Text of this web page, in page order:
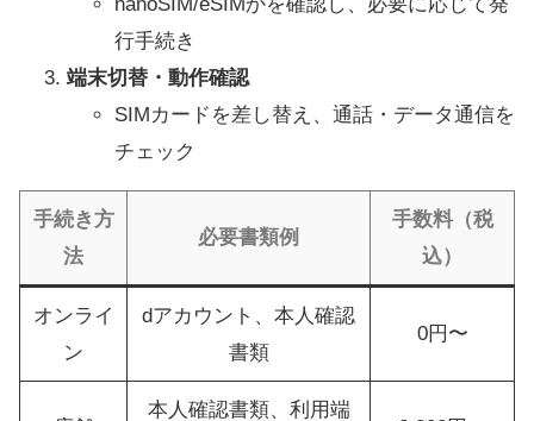
行手続き
端末切替・動作確認
SIMカードを差し替え、通話・データ通信を
チェック
手続き方
法
必要書類例
手数料（税
込）
オンライ
ン
dアカウント、本人確認
書類
0円〜
本人確認書類、利用端